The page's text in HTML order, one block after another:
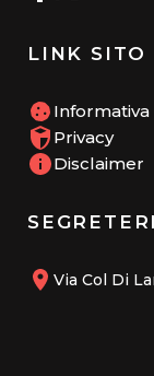
LINK SITO
Informativa
Privacy
Disclaimer
Via Col Di